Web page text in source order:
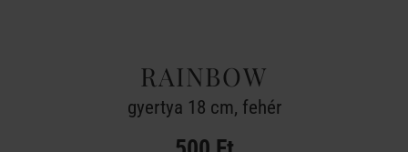
RAINBOW
gyertya 18 cm, fehér